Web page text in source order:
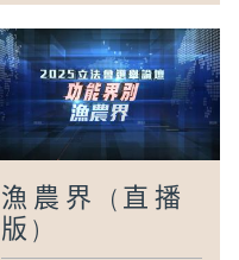
漁農界 (直播
版)